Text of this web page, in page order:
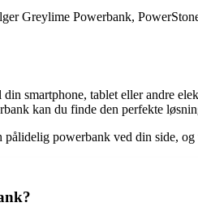
Greylime Powerbank,
smartphone, tablet eller andre
kan du finde den perfekte
powerbank ved din side,